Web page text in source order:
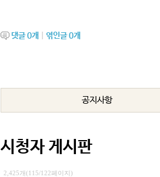
댓글0개 엮인글0개
공지사항
시청자 게시판
2,425개(115/122페이지)